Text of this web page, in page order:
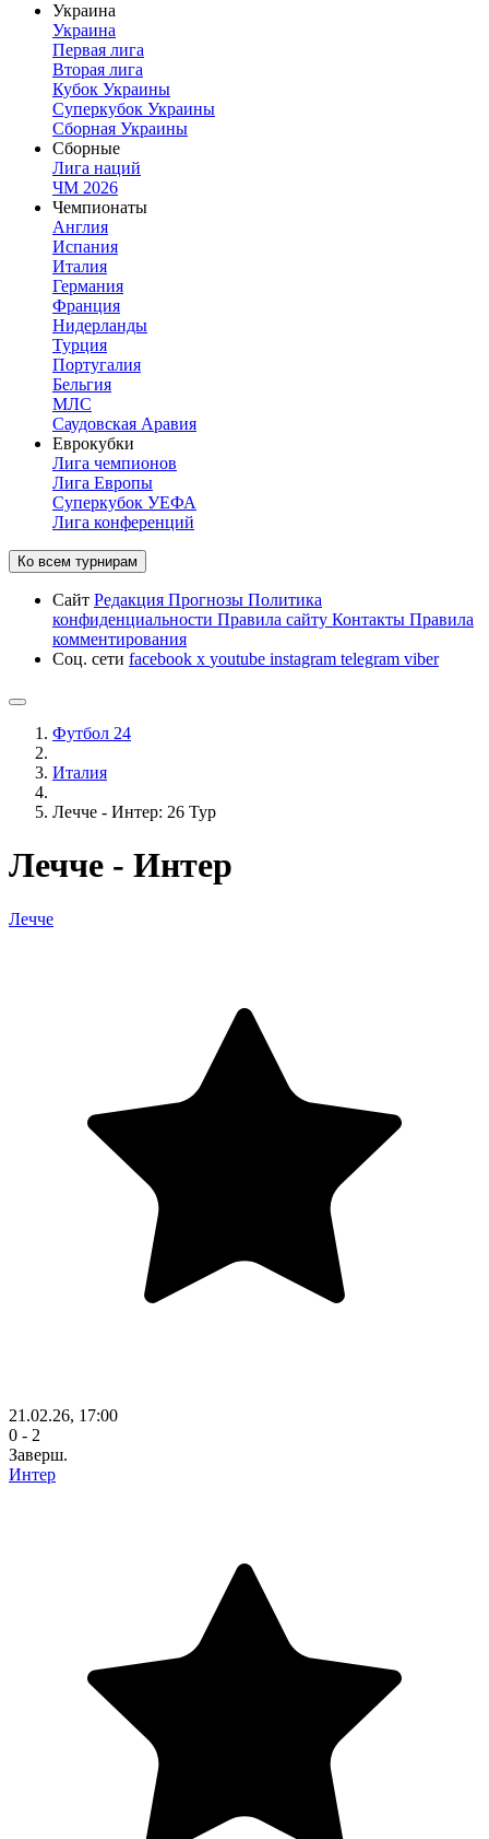
Украина
Украина
Первая лига
Вторая лига
Кубок Украины
Суперкубок Украины
Сборная Украины
Сборные
Лига наций
ЧМ 2026
Чемпионаты
Англия
Испания
Италия
Германия
Франция
Нидерланды
Турция
Португалия
Бельгия
МЛС
Саудовская Аравия
Еврокубки
Лига чемпионов
Лига Европы
Суперкубок УЕФА
Лига конференций
Ко всем турнирам
Сайт Редакция Прогнозы Политика
конфиденциальности Правила сайту Контакты Правила
комментирования
Соц. сети facebook x youtube instagram telegram viber
Футбол 24
Италия
Лечче - Интер: 26 Тур
Лечче - Интер
Лечче
21.02.26, 17:00
0 - 2
Заверш.
Интер